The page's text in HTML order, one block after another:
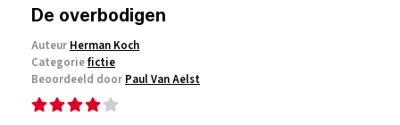
De overbodigen
Auteur Herman Koch
Categoriefictie
Beoordeeld door Paul Van Aelst